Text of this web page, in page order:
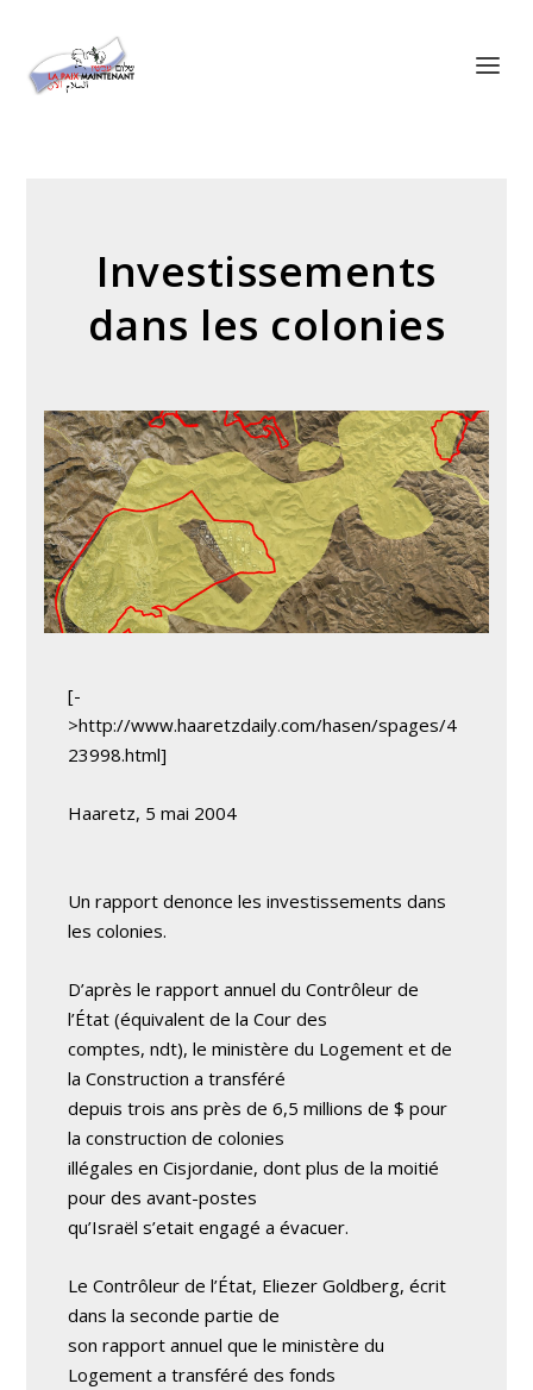
Investissements
dans les colonies
[-
>http://www.haaretzdaily.com/hasen/spages/4
23998.html]
Haaretz, 5 mai 2004
Un rapport denonce les investissements dans
les colonies.
D’après le rapport annuel du Contrôleur de
l’État (équivalent de la Cour des
comptes, ndt), le ministère du Logement et de
la Construction a transféré
depuis trois ans près de 6,5 millions de $ pour
la construction de colonies
illégales en Cisjordanie, dont plus de la moitié
pour des avant-postes
qu’Israël s’etait engagé a évacuer.
Le Contrôleur de l’État, Eliezer Goldberg, écrit
dans la seconde partie de
son rapport annuel que le ministère du
Logement a transféré des fonds